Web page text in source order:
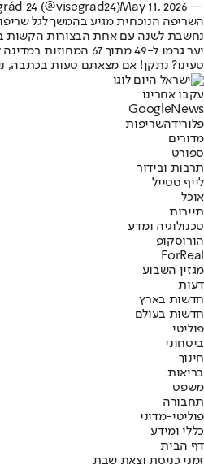
— Visegrád 24 (@visegrad24)
May 11, 2026
יער גרמו ל-49 מתוך 67 המחוזות במדינה להטיל איסור על הדלקת אש.
טעינו? נתקן! אם מצאתם טעות בכתבה,
עקבו אחרינו
Googl eNews
פלורידהשריפות
מדורים
ספורט
תרבות ובידור
לייף סטייל
אוכל
תיירות
טכנולוגיה ומדע
הורוסקופ
ForReal
מגזין השבוע
דעות
חדשות בארץ
חדשות בעולם
פוליטי
ביטחוני
חינוך
בריאות
משפט
תחבורה
פוליטי-מדיני
כללי ומידע
דף הבית
זמני כניסת וצאת שבת